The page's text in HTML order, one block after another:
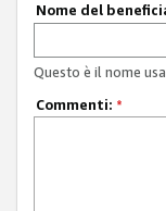
Nome del
Questo è il nome
Commenti: *